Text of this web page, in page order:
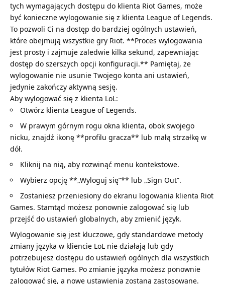
tych wymagających dostępu do klienta Riot Games, może
być konieczne wylogowanie się z klienta League of Legends.
To pozwoli Ci na dostęp do bardziej ogólnych ustawień,
które obejmują wszystkie gry Riot. **Proces wylogowania
jest prosty i zajmuje zaledwie kilka sekund, zapewniając
dostęp do szerszych opcji konfiguracji.** Pamiętaj, że
wylogowanie nie usunie Twojego konta ani ustawień,
jedynie zakończy aktywną sesję.
Aby wylogować się z klienta LoL:
Otwórz klienta League of Legends.
W prawym górnym rogu okna klienta, obok swojego
nicku, znajdź ikonę **profilu gracza** lub małą strzałkę w
dół.
Kliknij na nią, aby rozwinąć menu kontekstowe.
Wybierz opcję **„Wyloguj się”** lub „Sign Out”.
Zostaniesz przeniesiony do ekranu logowania klienta Riot
Games. Stamtąd możesz ponownie zalogować się lub
przejść do ustawień globalnych, aby zmienić język.
Wylogowanie się jest kluczowe, gdy standardowe metody
zmiany języka w kliencie LoL nie działają lub gdy
potrzebujesz dostępu do ustawień ogólnych dla wszystkich
tytułów Riot Games. Po zmianie języka możesz ponownie
zalogować się, a nowe ustawienia zostaną zastosowane.